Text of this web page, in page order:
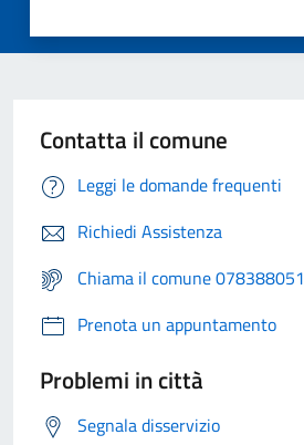
Contatta il comune
Leggi le domande frequenti
Richiedi Assistenza
Chiama il comune 078388051
Prenota un appuntamento
Problemi in città
Segnala disservizio